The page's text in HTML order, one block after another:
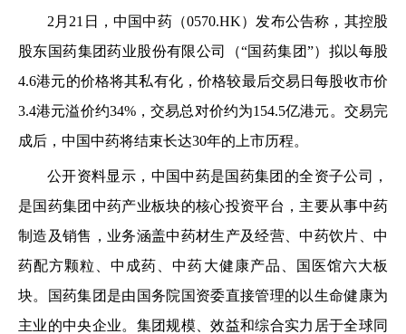
2月21日，中国中药（0570.HK）发布公告称，其控股
股东国药集团药业股份有限公司（“国药集团”）拟以每股
4.6港元的价格将其私有化，价格较最后交易日每股收市价
3.4港元溢价约34%，交易总对价约为154.5亿港元。交易完
成后，中国中药将结束长达30年的上市历程。
公开资料显示，中国中药是国药集团的全资子公司，
是国药集团中药产业板块的核心投资平台，主要从事中药
制造及销售，业务涵盖中药材生产及经营、中药饮片、中
药配方颗粒、中成药、中药大健康产品、国医馆六大板
块。国药集团是由国务院国资委直接管理的以生命健康为
主业的中央企业。集团规模、效益和综合实力居于全球同